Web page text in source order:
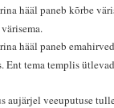
hääl paneb kõrbe
hääl paneb
Ent tema templis
aujärjel veeuputuse